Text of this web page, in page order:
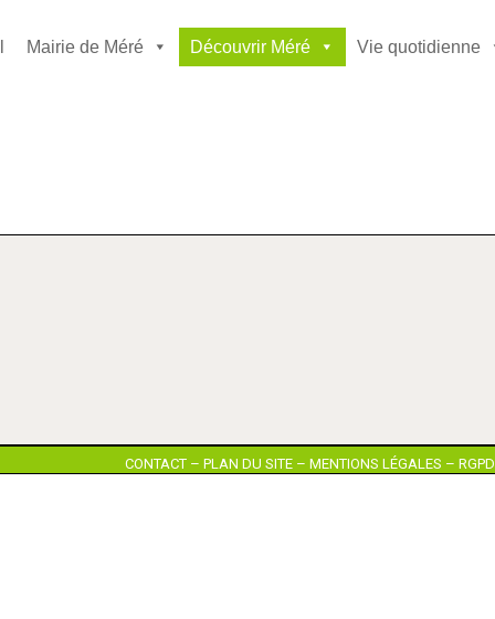
Mairie de Méré Découvrir Méré Vie quotidienne
CONTACT– PLAN DU SITE– MENTIONS LÉGALES – RGPD